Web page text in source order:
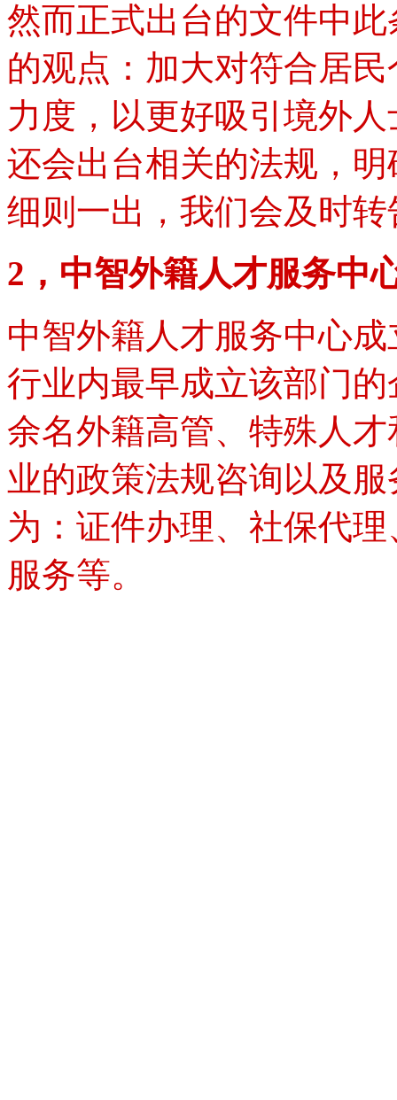
然而正式出台的文件中
的观点：加大对符合居
力度，以更好吸引境外
还会出台相关的法规，
细则一出，我们会及时
2，中智外籍人才服务中
中智外籍人才服务中心
行业内最早成立该部门
余名外籍高管、特殊人
业的政策法规咨询以及
为：证件办理、社保代
服务等。